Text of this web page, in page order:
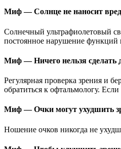
Миф — Солнце не наносит
Солнечный ультрафиолетовый
постоянное нарушение функций
Миф — Ничего нельзя сделать
Регулярная проверка зрения и
обратиться к офтальмологу.
Миф — Очки могут ухудшить
Ношение очков никогда не